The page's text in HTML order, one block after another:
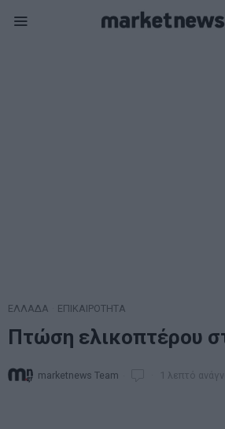
ΕΛΛΑΔΑ ΕΠΙΚΑΙΡΟΤΗΤΑ
Πτώση ελικοπτέρου
marketnews Team 1 λεπτό